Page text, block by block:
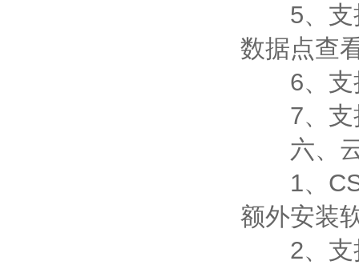
5、支持
数据点查
6、支
7、支
六、云
1、CS
额外安装
2、支